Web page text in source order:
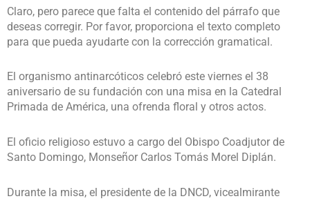
Claro, pero parece que falta el contenido del párrafo que
deseas corregir. Por favor, proporciona el texto completo
para que pueda ayudarte con la corrección gramatical.
El organismo antinarcóticos celebró este viernes el 38
aniversario de su fundación con una misa en la Catedral
Primada de América, una ofrenda floral y otros actos.
El oficio religioso estuvo a cargo del Obispo Coadjutor de
Santo Domingo, Monseñor Carlos Tomás Morel Diplán.
Durante la misa, el presidente de la DNCD, vicealmirante